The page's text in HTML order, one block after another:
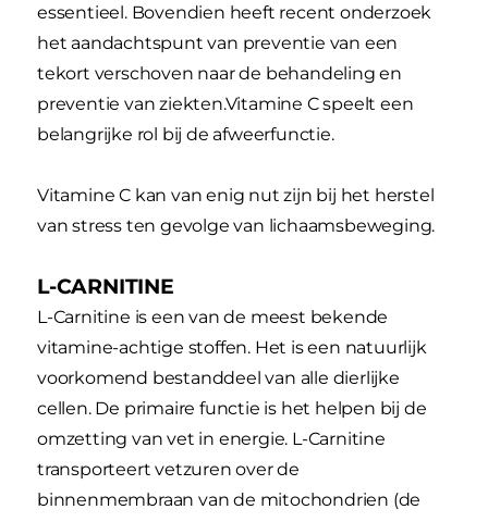
essentieel. Bovendien heeft recent onderzoek
het aandachtspunt van preventie van een
tekort verschoven naar de behandeling en
preventie van ziekten.Vitamine C speelt een
belangrijke rol bij de afweerfunctie.
Vitamine C kan van enig nut zijn bij het herstel
van stress ten gevolge van lichaamsbeweging.
L-CARNITINE
L-Carnitine is een van de meest bekende
vitamine-achtige stoffen. Het is een natuurlijk
voorkomend bestanddeel van alle dierlijke
cellen. De primaire functie is het helpen bij de
omzetting van vet in energie. L-Carnitine
transporteert vetzuren over de
binnenmembraan van de mitochondrien (de